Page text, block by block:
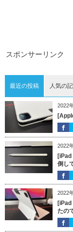
スポンサーリンク
最近の投稿 人気の
2022
2022
[iPad
倒し
2022
たの